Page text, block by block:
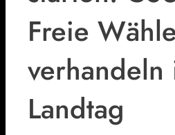
Freie
verhandeln
Landtag